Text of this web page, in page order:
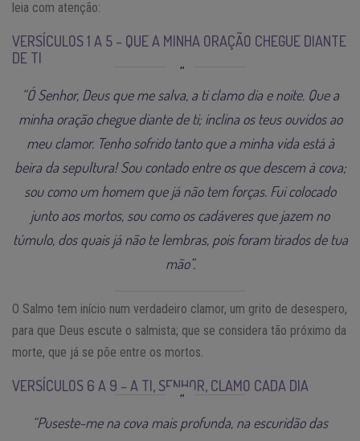
leia com atenção:
VERSÍCULOS 1 A 5 – QUE A MINHA ORAÇÃO CHEGUE DIANTE
DE TI
“Ó Senhor, Deus que me salva, a ti clamo dia e noite. Que a
minha oração chegue diante de ti; inclina os teus ouvidos ao
meu clamor. Tenho sofrido tanto que a minha vida está à
beira da sepultura! Sou contado entre os que descem à cova;
sou como um homem que já não tem forças. Fui colocado
junto aos mortos, sou como os cadáveres que jazem no
túmulo, dos quais já não te lembras, pois foram tirados de tua
mão”.
O Salmo tem início num verdadeiro clamor, um grito de desespero,
para que Deus escute o salmista; que se considera tão próximo da
morte, que já se põe entre os mortos.
VERSÍCULOS 6 A 9 – A TI, SENHOR, CLAMO CADA DIA
“Puseste-me na cova mais profunda, na escuridão das